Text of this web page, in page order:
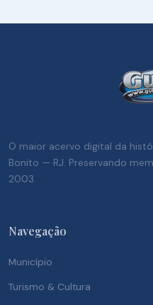
O maior acervo digital da
Bonito — RJ. Preservando
2003.
Navegação
Município
Turismo & Cultura